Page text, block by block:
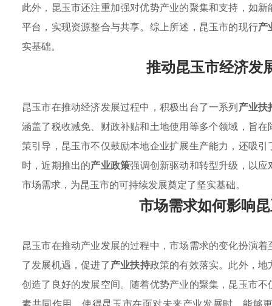
此外，昆玉市还注重加强对优势产业的聚集和支持，如
平台，实现资源整合与共享。综上所述，昆玉市的现行产
实基础。
推动昆玉市经济发
昆玉市在推动经济发展过程中，积极出台了一系列产业扶
涵盖了税收减免、财政补贴和土地使用等多个领域，旨
策引导，昆玉市不仅鼓励本地企业扩展生产能力，还吸
时，近期推出的产业政策强调创新驱动和转型升级，以
市场需求，为昆玉市的可持续发展奠定了坚实基础。
市场需求如何影响
昆玉市在推动产业发展的过程中，市场需求的变化扮演
了发展机遇，促进了产业扶持政策的有效落实。此外，地
创造了良好的发展空间。随着优势产业的聚集，昆玉市